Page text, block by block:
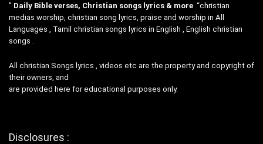
” Daily Bible verses, Christian songs lyrics & more “christian
medias worship, christian song lyrics, praise and worship in All
Languages , Tamil christian songs lyrics in English , English christian
songs .
All christian Songs lyrics , videos etc are the property and copyright of
their owners, and
are provided here for educational purposes only.
Disclosures :